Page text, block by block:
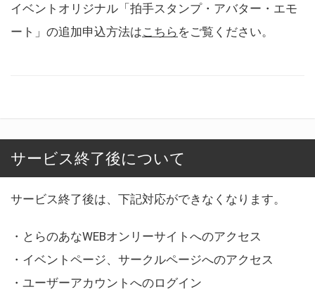
イベントオリジナル「拍手スタンプ・アバター・エモ
ート」の追加申込方法はこちら をご覧ください。
サービス終了後について
サービス終了後は、下記対応ができなくなります。
・とらのあなWEBオンリーサイトへのアクセス
・イベントページ、サークルページへのアクセス
・ユーザーアカウントへのログイン